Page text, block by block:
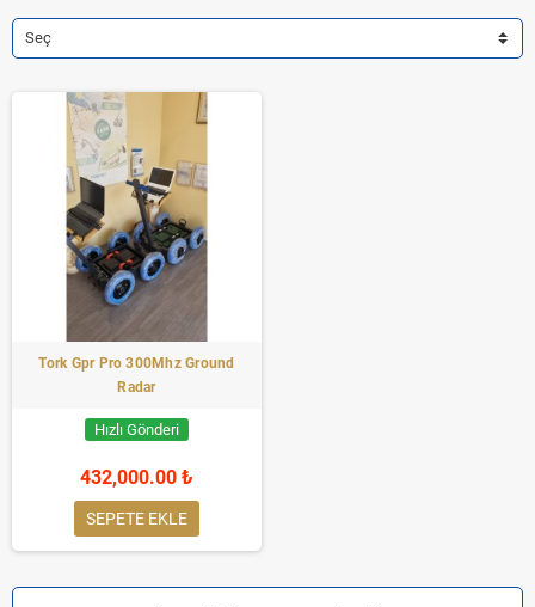
Seç
Tork Gpr Pro 300Mhz Ground
Radar
Hızlı Gönderi
432,000.00 ₺
SEPETE EKLE